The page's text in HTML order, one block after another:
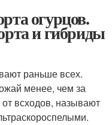
огурцов.
и гибриды
раньше всех.
менее, чем за
всходов, называют